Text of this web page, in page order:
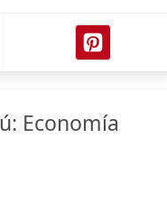
Economía